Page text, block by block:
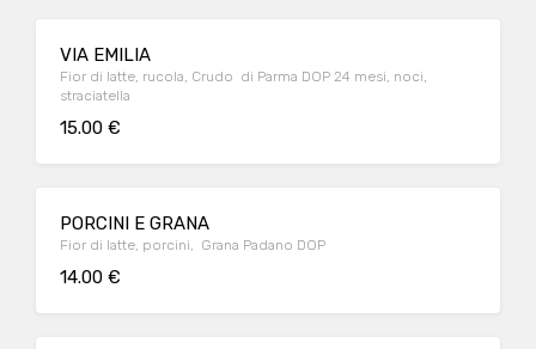
VIA EMILIA
Fior di latte, rucola, Crudo di Parma DOP 24 mesi, noci,
straciatella
15.00 €
PORCINI E GRANA
Fior di latte, porcini, Grana Padano DOP
14.00 €